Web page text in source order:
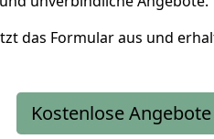
das Formular aus und
Kostenlose